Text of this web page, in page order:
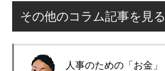
その他のコラム記事を見る
人事のための「お金」